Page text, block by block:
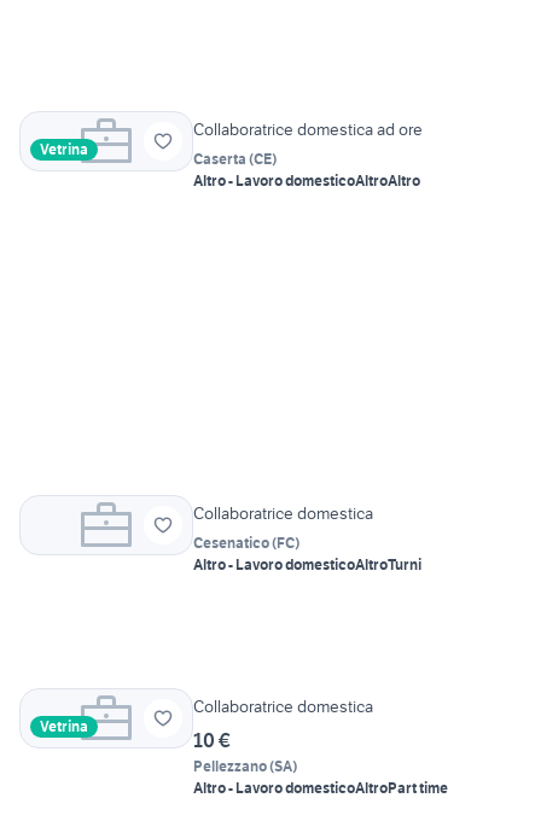
Vetrina
Collaboratrice domestica ad ore
Caserta (CE)
Altro - Lavoro domesticoAltroAltro
Collaboratrice domestica
Cesenatico(FC)
Altro - Lavoro domesticoAltroTurni
Vetrina
Collaboratrice domestica
10 €
Pellezzano(SA)
Altro - Lavoro domesticoAltroPart time